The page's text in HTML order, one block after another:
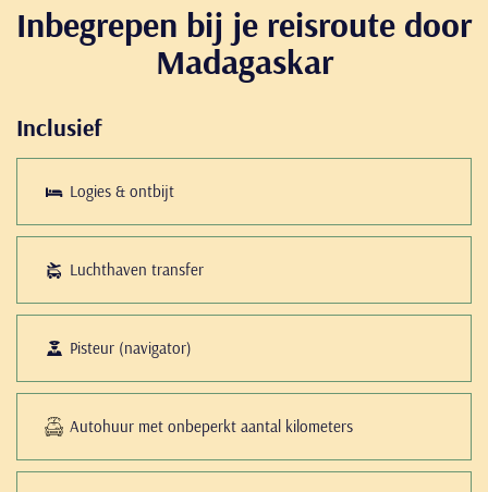
Inbegrepen bij je reisroute door
Madagaskar
Inclusief
Logies & ontbijt
Luchthaven transfer
Pisteur (navigator)
Autohuur met onbeperkt aantal kilometers